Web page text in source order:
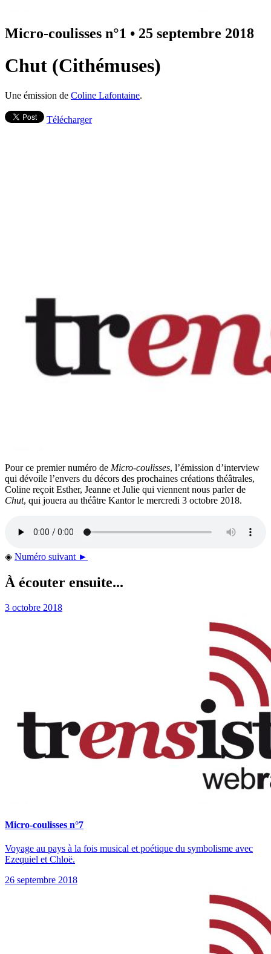
Micro-coulisses n°1 • 25 septembre 2018
Chut (Cithémuses)
Une émission de Coline Lafontaine.
Télécharger
Pour ce premier numéro de Micro-coulisses, l’émission d’interview
qui dévoile l’envers du décors des prochaines créations théâtrales,
Coline reçoit Esther, Jeanne et Julie qui viennent nous parler de
Chut, qui jouera au théâtre Kantor le mercredi 3 octobre 2018.
◈ Numéro suivant ►
À écouter ensuite...
3 octobre 2018
Micro-coulisses n°7
Voyage au pays à la fois musical et poétique du symbolisme avec
Ezequiel et Chloë.
26 septembre 2018